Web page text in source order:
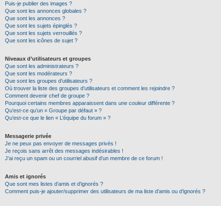
Puis-je publier des images ?
Que sont les annonces globales ?
Que sont les annonces ?
Que sont les sujets épinglés ?
Que sont les sujets verrouillés ?
Que sont les icônes de sujet ?
Niveaux d’utilisateurs et groupes
Que sont les administrateurs ?
Que sont les modérateurs ?
Que sont les groupes d’utilisateurs ?
Où trouver la liste des groupes d’utilisateurs et comment les rejoindre ?
Comment devenir chef de groupe ?
Pourquoi certains membres apparaissent dans une couleur différente ?
Qu’est-ce qu’un « Groupe par défaut » ?
Qu’est-ce que le lien « L’équipe du forum » ?
Messagerie privée
Je ne peux pas envoyer de messages privés !
Je reçois sans arrêt des messages indésirables !
J’ai reçu un spam ou un courriel abusif d’un membre de ce forum !
Amis et ignorés
Que sont mes listes d’amis et d’ignorés ?
Comment puis-je ajouter/supprimer des utilisateurs de ma liste d’amis ou d’ignorés ?